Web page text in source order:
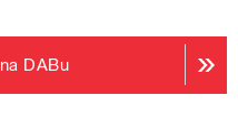
DABu